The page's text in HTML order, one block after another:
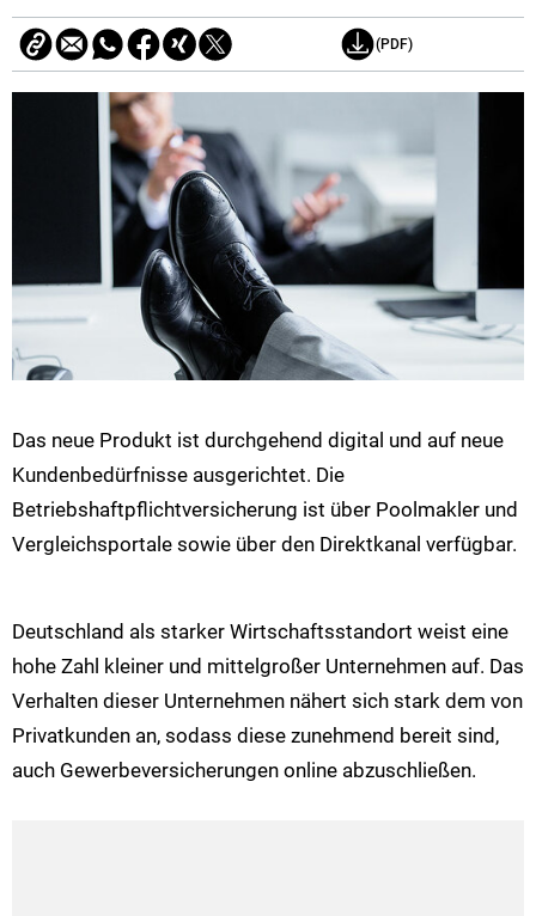
(PDF)
Das neue Produkt ist durchgehend digital und auf neue
Kundenbedürfnisse ausgerichtet. Die
Betriebshaftpflichtversicherung ist über Poolmakler und
Vergleichsportale sowie über den Direktkanal verfügbar.
Deutschland als starker Wirtschaftsstandort weist eine
hohe Zahl kleiner und mittelgroßer Unternehmen auf. Das
Verhalten dieser Unternehmen nähert sich stark dem von
Privatkunden an, sodass diese zunehmend bereit sind,
auch Gewerbeversicherungen online abzuschließen.